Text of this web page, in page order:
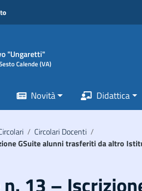
"Ungaretti"
Calende (VA)
Novità Didattica
/ Circolari Docenti /
GSuite alunni trasferiti da altro